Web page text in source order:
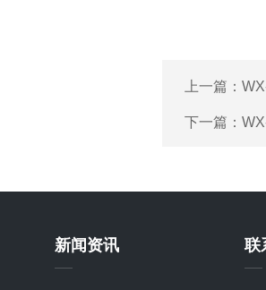
上一篇：
下一篇：
新闻资讯 联